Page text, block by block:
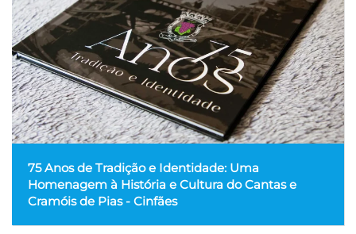
75 Anos de Tradição e Identidade: Uma
Homenagem à História e Cultura do Cantas e
Cramóis de Pias - Cinfães